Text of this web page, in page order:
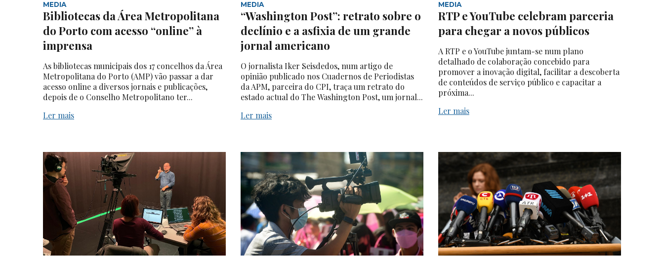
MEDIA
Bibliotecas da Área Metropolitana
do Porto com acesso “online” à
imprensa
As bibliotecas municipais dos 17 concelhos da Área
Metropolitana do Porto (AMP) vão passar a dar
acesso online a diversos jornais e publicações,
depois de o Conselho Metropolitano ter...
Ler mais
MEDIA
“Washington Post”: retrato sobre o
declínio e a asfixia de um grande
jornal americano
O jornalista Iker Seisdedos, num artigo de
opinião publicado nos Cuadernos de Periodistas
da APM, parceira do CPI, traça um retrato do
estado actual do The Washington Post, um jornal...
Ler mais
MEDIA
RTP e YouTube celebram parceria
para chegar a novos públicos
A RTP e o YouTube juntam-se num plano
detalhado de colaboração concebido para
promover a inovação digital, facilitar a descoberta
de conteúdos de serviço público e capacitar a
próxima...
Ler mais